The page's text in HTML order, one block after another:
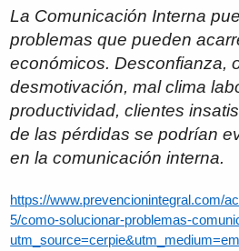
La Comunicación Interna
problemas que pueden
económicos. Desconfianza,
desmotivación, mal clima
productividad, clientes
de las pérdidas se podrían
en la comunicación interna.
https://www.prevencionintegral.com/
5/como-solucionar-problemas-